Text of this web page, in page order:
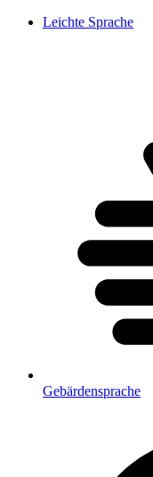
Leichte Sprache
Gebärdensprache